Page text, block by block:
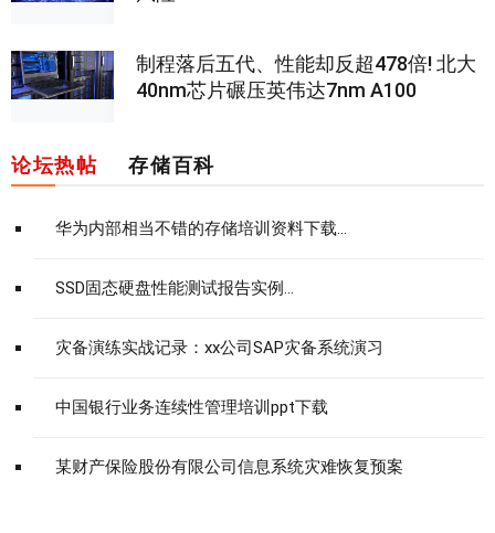
制程落后五代、性能却反超478倍! 北大
40nm芯片碾压英伟达7nm A100
论坛热帖 存储百科
华为内部相当不错的存储培训资料下载...
SSD固态硬盘性能测试报告实例...
灾备演练实战记录：xx公司SAP灾备系统演习
中国银行业务连续性管理培训ppt下载
某财产保险股份有限公司信息系统灾难恢复预案